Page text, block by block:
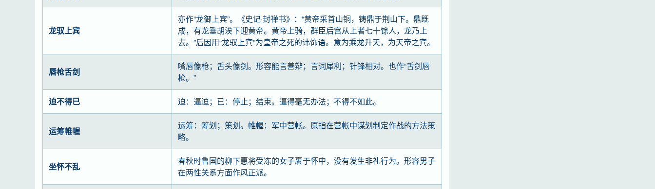
龙驭上宾
亦作“龙御上宾”。《史记·封禅书》：“黄帝采首山铜，铸鼎于荆山下。鼎既
成，有龙垂胡涘下迎黄帝。黄帝上骑，群臣后宫从上者七十馀人，龙乃上
去。”后因用“龙驭上宾”为皇帝之死的讳饰语。意为乘龙升天，为天帝之宾。
唇枪舌剑
嘴唇像枪；舌头像剑。形容能言善辩；言词犀利；针锋相对。也作“舌剑唇
枪。”
迫不得已 迫：逼迫；已：停止；结束。逼得毫无办法；不得不如此。
运筹帷幄
运筹：筹划；策划。帷幄：军中营帐。原指在营帐中谋划制定作战的方法策
略。
坐怀不乱
春秋时鲁国的柳下惠将受冻的女子裹于怀中，没有发生非礼行为。形容男子
在两性关系方面作风正派。